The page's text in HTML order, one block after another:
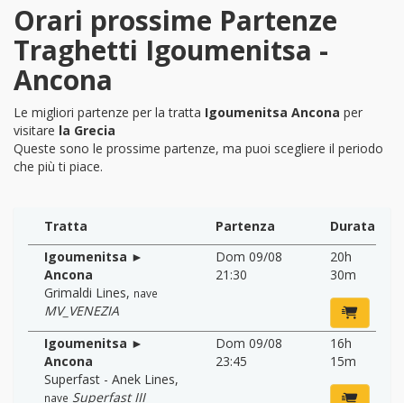
Orari prossime Partenze
Traghetti Igoumenitsa -
Ancona
Le migliori partenze per la tratta Igoumenitsa Ancona per
visitare la Grecia
Queste sono le prossime partenze, ma puoi scegliere il periodo
che più ti piace.
Tratta Partenza
Durata
Igoumenitsa ►
Ancona
Grimaldi Lines, nave
MV_VENEZIA
Dom 09/08
21:30
20h
30m
Igoumenitsa ►
Ancona
Superfast - Anek Lines,
nave Superfast III
Dom 09/08
23:45
16h
15m